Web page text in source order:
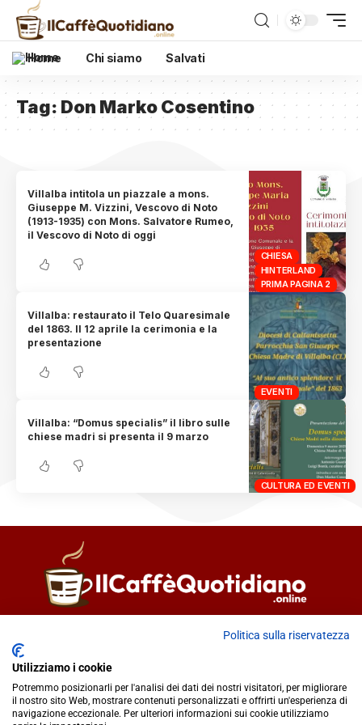
Home Chi siamo Salvati
Tag: Don Marko Cosentino
CHIESA
HINTERLAND
PRIMA PAGINA 2
Villalba intitola un piazzale a mons.
Giuseppe M. Vizzini, Vescovo di Noto
(1913-1935) con Mons. Salvatore Rumeo,
il Vescovo di Noto di oggi
EVENTI
Villalba: restaurato il Telo Quaresimale
del 1863. Il 12 aprile la cerimonia e la
presentazione
CULTURA ED EVENTI
Villalba: “Domus specialis” il libro sulle
chiese madri si presenta il 9 marzo
Fiorella Falci
redazione@ilcaffequotidiano.online
C.F. 92076900858
Chi siamo
Politica sulla riservatezza
Utilizziamo i cookie
Potremmo posizionarli per l'analisi dei dati dei nostri visitatori, per migliorare
il nostro sito Web, mostrare contenuti personalizzati e offrirti un'esperienza di
navigazione eccezionale. Per ulteriori informazioni sui cookie utilizziamo